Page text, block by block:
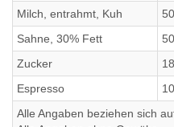
Milch, entrahmt, Kuh
Sahne, 30% Fett
Zucker
Espresso
Alle Angaben beziehen sich